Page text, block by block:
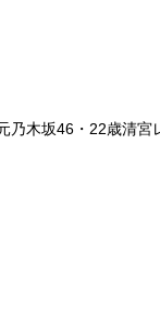
乃木坂46・22歳清宮